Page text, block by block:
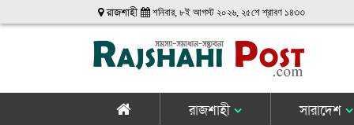
রাজশাহী শনিবার, ৮ই আগস্ট ২০২৬, ২৫শে শ্রাবণ ১৪৩৩
রাজশাহী সারাদেশ